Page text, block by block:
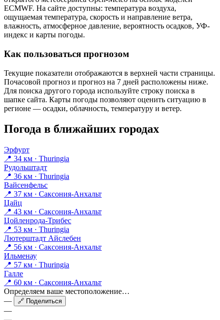
ECMWF. На сайте доступны: температура воздуха,
ощущаемая температура, скорость и направление ветра,
влажность, атмосферное давление, вероятность осадков, УФ-
индекс и карты погоды.
Как пользоваться прогнозом
Текущие показатели отображаются в верхней части страницы.
Почасовой прогноз и прогноз на 7 дней расположены ниже.
Для поиска другого города используйте строку поиска в
шапке сайта. Карты погоды позволяют оценить ситуацию в
регионе — осадки, облачность, температуру и ветер.
Погода в ближайших городах
Эрфурт
📍 34 км · Thuringia
Рудольштадт
📍 36 км · Thuringia
Вайсенфельс
📍 37 км · Саксония-Анхальт
Цайц
📍 43 км · Саксония-Анхальт
Цойленрода-Трибес
📍 53 км · Thuringia
Лютерштадт Айслебен
📍 56 км · Саксония-Анхальт
Ильменау
📍 57 км · Thuringia
Галле
📍 60 км · Саксония-Анхальт
Определяем ваше местоположение…
—
🔗 Поделиться
—